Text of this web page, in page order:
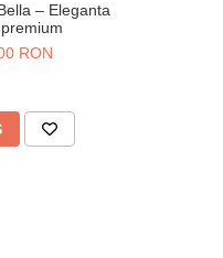
– Eleganta
RON